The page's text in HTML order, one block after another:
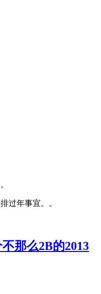
过年事宜。。
那么2B的2013